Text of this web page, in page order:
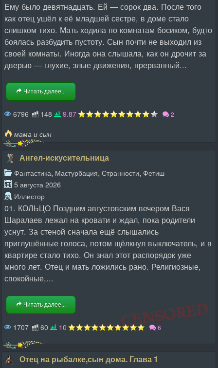
Ему было девятнадцать. Ей — сорок два. После того
как отец ушёл к её младшей сестре, в доме стало
слишком тихо. Мать ходила по комнатам босиком, будто
боялась разбудить пустоту. Сын почти не выходил из
своей комнаты. Иногда она слышала, как он дрочит за
дверью — глухие, злые движения, прерванный...
Читать далее...
6796 148 9.87 2
мама и сын
Ангел-искусительница
Фантастика, Мастурбация, Странности, Фетиш
5 августа 2026
Иллистор
01. КОЛЬЦО Поздним августовским вечером Вася
Шаралаев лежал на кровати и ждал, пока родители
уснут. За стеной сначала ещё слышались
приглушённые голоса, потом щёлкнул выключатель, и в
квартире стало тихо. Он знал этот распорядок уже
много лет. Отец и мать ложились рано. Религиозные,
спокойные,...
Читать далее...
1707 60 10 6
Отец на рыбалке,сын дома. Глава 1